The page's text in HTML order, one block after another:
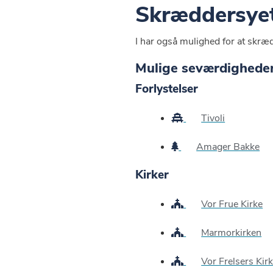
I har også mulighed for at
Mulige
Forlystelser
Tivoli
Amager Bakke
Kirker
Vor Frue Kirke
Marmorkirken
Vor Frelsers